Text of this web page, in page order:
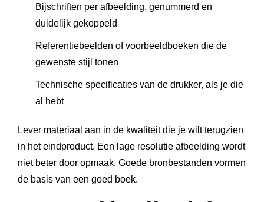
Bijschriften per afbeelding, genummerd en
duidelijk gekoppeld
Referentiebeelden of voorbeeldboeken die de
gewenste stijl tonen
Technische specificaties van de drukker, als je die
al hebt
Lever materiaal aan in de kwaliteit die je wilt terugzien
in het eindproduct. Een lage resolutie afbeelding wordt
niet beter door opmaak. Goede bronbestanden vormen
de basis van een goed boek.